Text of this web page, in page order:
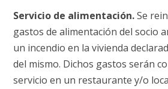
Servicio de alimentación.Se
gastos de alimentación del socio
un incendio en la vivienda
del mismo. Dichos gastos serán
servicio en un restaurante y/o